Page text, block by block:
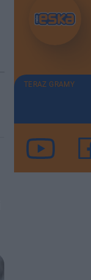
TERAZ GRAMY